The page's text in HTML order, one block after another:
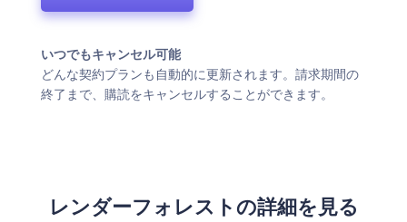
いつでもキャンセル可能
どんな契約プランも自動的に更新されます。請求期間の
終了まで、購読をキャンセルすることができます。
レンダーフォレストの詳細を見る